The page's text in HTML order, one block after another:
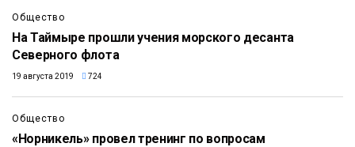
Общество
На Таймыре прошли учения морского десанта
Северного флота
19 августа 2019 724
Общество
«Норникель» провел тренинг по вопросам